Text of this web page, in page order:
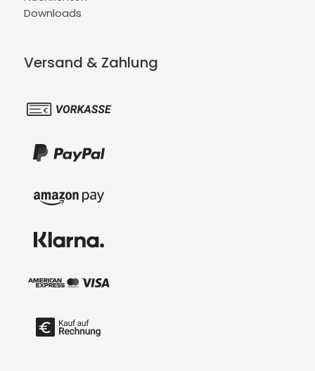
Downloads
Versand & Zahlung